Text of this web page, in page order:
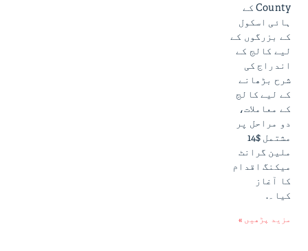
County کے
ہائی اسکول
کے بزرگوں کے
لیے کالج کے
اندراج کی
شرح بڑھانے
کے لیے کالج
کے معاملات،
دو مراحل پر
مشتمل $14
ملین گرانٹ
میکنگ اقدام
کا آغاز
کیا۔.
مزید پڑھیں »